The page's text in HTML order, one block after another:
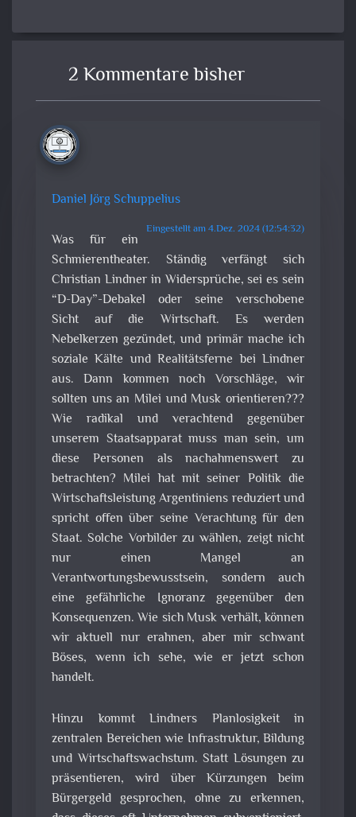
2 Kommentare bisher
Daniel Jörg Schuppelius
Eingestellt am 4.Dez. 2024 (12:54:32)
Was für ein
Schmierentheater. Ständig verfängt sich
Christian Lindner in Widersprüche, sei es sein
“D-Day”-Debakel oder seine verschobene
Sicht auf die Wirtschaft. Es werden
Nebelkerzen gezündet, und primär mache ich
soziale Kälte und Realitätsferne bei Lindner
aus. Dann kommen noch Vorschläge, wir
sollten uns an Milei und Musk orientieren???
Wie radikal und verachtend gegenüber
unserem Staatsapparat muss man sein, um
diese Personen als nachahmenswert zu
betrachten? Milei hat mit seiner Politik die
Wirtschaftsleistung Argentiniens reduziert und
spricht offen über seine Verachtung für den
Staat. Solche Vorbilder zu wählen, zeigt nicht
nur einen Mangel an
Verantwortungsbewusstsein, sondern auch
eine gefährliche Ignoranz gegenüber den
Konsequenzen. Wie sich Musk verhält, können
wir aktuell nur erahnen, aber mir schwant
Böses, wenn ich sehe, wie er jetzt schon
handelt.
Hinzu kommt Lindners Planlosigkeit in
zentralen Bereichen wie Infrastruktur, Bildung
und Wirtschaftswachstum. Statt Lösungen zu
präsentieren, wird über Kürzungen beim
Bürgergeld gesprochen, ohne zu erkennen,